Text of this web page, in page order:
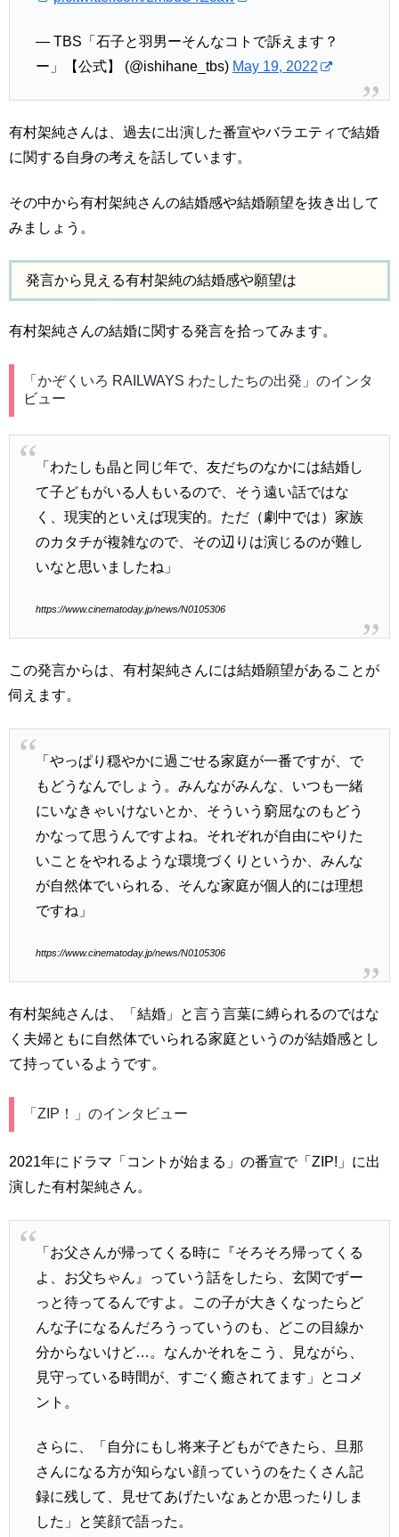
— TBS「石子と羽男ーそんなコトで訴えます？
ー」【公式】 (@ishihane_tbs) May 19, 2022
有村架純さんは、過去に出演した番宣やバラエティで結婚
に関する自身の考えを話しています。
その中から有村架純さんの結婚感や結婚願望を抜き出して
みましょう。
発言から見える有村架純の結婚感や願望は
有村架純さんの結婚に関する発言を拾ってみます。
「かぞくいろ RAILWAYS わたしたちの出発」のインタ
ビュー
「わたしも晶と同じ年で、友だちのなかには結婚し
て子どもがいる人もいるので、そう遠い話ではな
く、現実的といえば現実的。ただ（劇中では）家族
のカタチが複雑なので、その辺りは演じるのが難し
いなと思いましたね」
https://www.cinematoday.jp/news/N0105306
この発言からは、有村架純さんには結婚願望があることが
伺えます。
「やっぱり穏やかに過ごせる家庭が一番ですが、で
もどうなんでしょう。みんながみんな、いつも一緒
にいなきゃいけないとか、そういう窮屈なのもどう
かなって思うんですよね。それぞれが自由にやりた
いことをやれるような環境づくりというか、みんな
が自然体でいられる、そんな家庭が個人的には理想
ですね」
https://www.cinematoday.jp/news/N0105306
有村架純さんは、「結婚」と言う言葉に縛られるのではな
く夫婦ともに自然体でいられる家庭というのが結婚感とし
て持っているようです。
「ZIP！」のインタビュー
2021年にドラマ「コントが始まる」の番宣で「ZIP!」に出
演した有村架純さん。
「お父さんが帰ってくる時に『そろそろ帰ってくる
よ、お父ちゃん』っていう話をしたら、玄関でずー
っと待ってるんですよ。この子が大きくなったらど
んな子になるんだろうっていうのも、どこの目線か
分からないけど…。なんかそれをこう、見ながら、
見守っている時間が、すごく癒されてます」とコメ
ント。
さらに、「自分にもし将来子どもができたら、旦那
さんになる方が知らない顔っていうのをたくさん記
録に残して、見せてあげたいなぁとか思ったりしま
した」と笑顔で語った。